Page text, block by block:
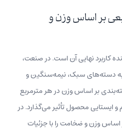
بر اساس وزن و
کاربرد نهایی آن است. در صنعت،
دسته‌های سبک، نیمه‌سنگین و
بر اساس وزن در هر مترمربع
ایستایی محصول تأثیر می‌گذارد. در
اساس وزن و ضخامت را با جزئیات